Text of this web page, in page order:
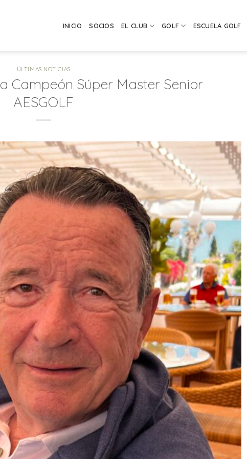
INICIO SOCIOS EL CLUB GOLF ESCUELA GOLF
ÚLTIMAS NOTICIAS
Campeón Súper Master Senior
AESGOLF